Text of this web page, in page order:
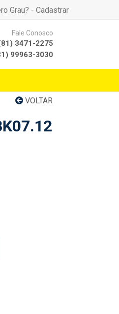
Grau? - Cadastrar
Fale Conosco
3471-2275
99963-3030
VOLTAR